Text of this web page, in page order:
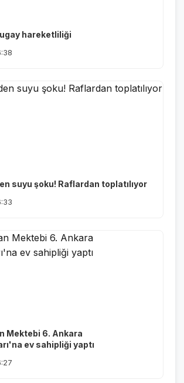
hareketliliği
suyu şoku! Raflardan toplatılıyor
Mektebi 6. Ankara
ev sahipliği yaptı